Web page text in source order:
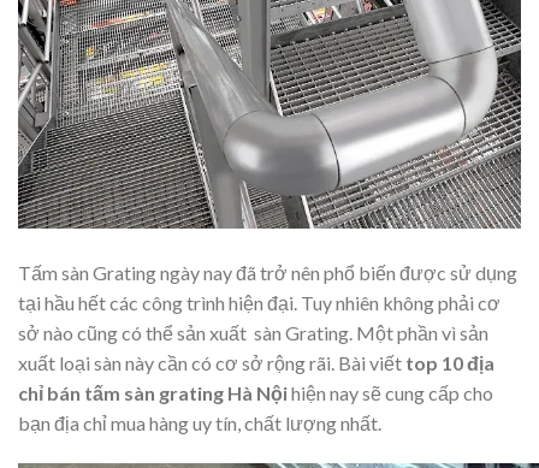
Tấm sàn Grating ngày nay đã trở nên phổ biến được sử dụng
tại hầu hết các công trình hiện đại. Tuy nhiên không phải cơ
sở nào cũng có thể sản xuất sàn Grating. Một phần vì sản
xuất loại sàn này cần có cơ sở rộng rãi. Bài viết top 10 địa
chỉ bán tấm sàn grating Hà Nộihiện nay sẽ cung cấp cho
bạn địa chỉ mua hàng uy tín, chất lượng nhất.